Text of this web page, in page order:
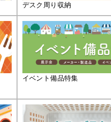
デスク周り収納
イベント備品特集